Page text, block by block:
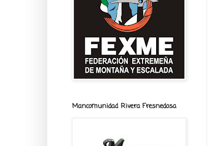
Mancomunidad Rivera Fresnedosa